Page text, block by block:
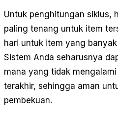
Untuk penghitungan siklus,
paling tenang untuk item
hari untuk item yang
Sistem Anda seharusnya
mana yang tidak
terakhir, sehingga aman
pembekuan.